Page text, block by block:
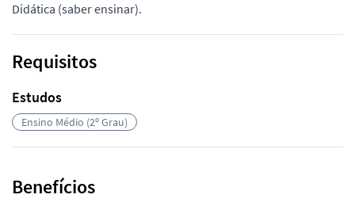
Didática (saber ensinar).
Requisitos
Estudos
Ensino Médio (2º Grau)
Benefícios